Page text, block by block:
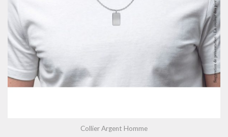
Collier Argent Homme